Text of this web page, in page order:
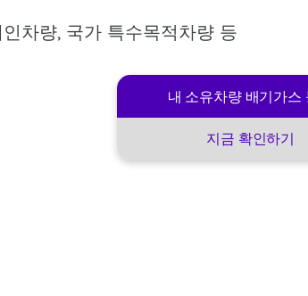
차량, 국가 특수목적차량 등
내 소유차량 배기가스
지금 확인하기